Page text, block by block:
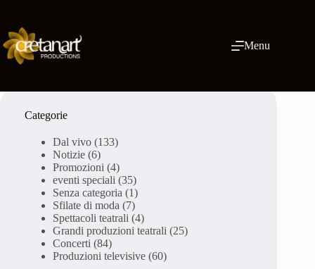
contenuto
Menu
Categorie
Dal vivo (133)
Notizie (6)
Promozioni (4)
eventi speciali (35)
Senza categoria (1)
Sfilate di moda (7)
Spettacoli teatrali (4)
Grandi produzioni teatrali (25)
Concerti (84)
Produzioni televisive (60)